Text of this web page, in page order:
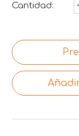
Cantidad: